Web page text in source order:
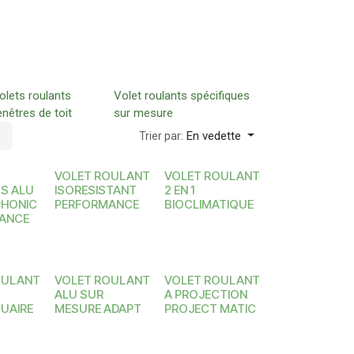
roulants
de toit
Volet roulants spécifiques
sur mesure
Trier par: En vedette
ALU
VOLET ROULANT
ISORESISTANT
PERFORMANCE
VOLET ROULANT
2 EN 1
BIOCLIMATIQUE
VOLET ROULANT
ALU SUR
MESURE ADAPT
VOLET ROULANT
A PROJECTION
PROJECT MATIC